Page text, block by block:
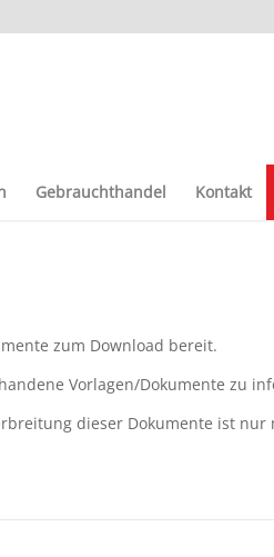
Gebrauchthandel Kontakt
zum Download bereit.
Vorlagen/Dokumente zu
dieser Dokumente ist